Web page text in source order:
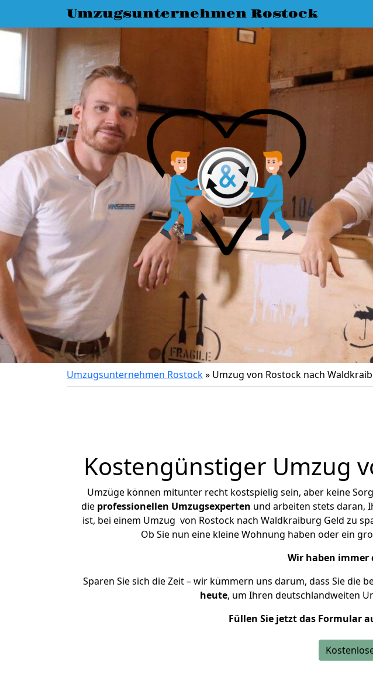
Umzugsunternehmen Rostock
Umzugsunternehmen Rostock» Umzug von Rostock nach
Kostengünstiger Umzug
Umzüge können mitunter recht kostspielig sein, aber keine
die professionellen Umzugsexperten und arbeiten stets daran,
ist, bei einem Umzug von Rostock nach Waldkraiburg Geld zu
Ob Sie nun eine kleine Wohnung haben oder ein
Wir haben immer
Sparen Sie sich die Zeit – wir kümmern uns darum, dass Sie die
heute, um Ihren deutschlandweiten
Füllen Sie jetzt das Formular